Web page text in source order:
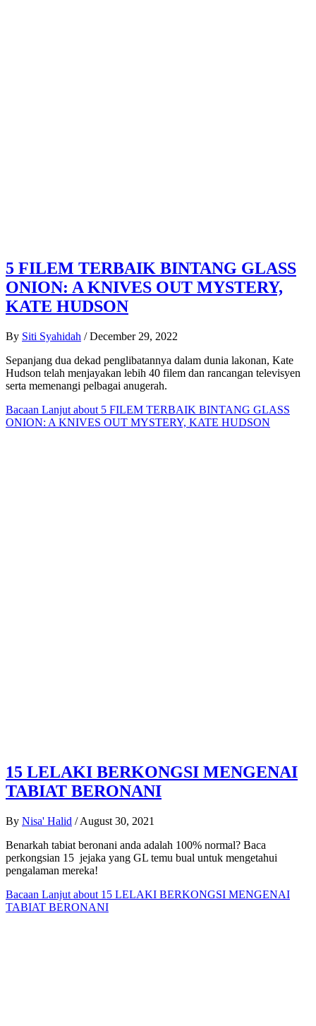
5 FILEM TERBAIK BINTANG GLASS
ONION: A KNIVES OUT MYSTERY,
KATE HUDSON
By Siti Syahidah / December 29, 2022
Sepanjang dua dekad penglibatannya dalam dunia lakonan, Kate
Hudson telah menjayakan lebih 40 filem dan rancangan televisyen
serta memenangi pelbagai anugerah.
Bacaan Lanjut about 5 FILEM TERBAIK BINTANG GLASS
ONION: A KNIVES OUT MYSTERY, KATE HUDSON
15 LELAKI BERKONGSI MENGENAI
TABIAT BERONANI
By Nisa' Halid / August 30, 2021
Benarkah tabiat beronani anda adalah 100% normal? Baca
perkongsian 15 jejaka yang GL temu bual untuk mengetahui
pengalaman mereka!
Bacaan Lanjut about 15 LELAKI BERKONGSI MENGENAI
TABIAT BERONANI